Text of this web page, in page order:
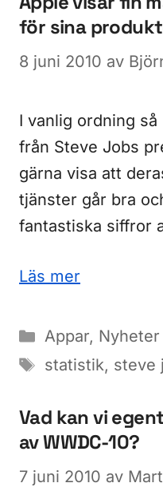
för sina
8 juni 2010 av
I vanlig ordning
från Steve Jobs
gärna visa att
tjänster går bra
fantastiska siffror
Läs mer
Kategorier
Appar, Nyheter
Etiketter
statistik, steve
Vad kan vi
av WWDC-10?
7 juni 2010 av